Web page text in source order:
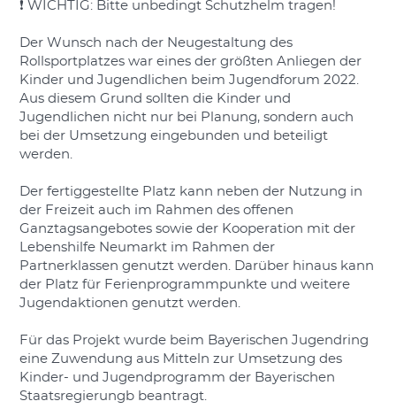
❗ WICHTIG: Bitte unbedingt Schutzhelm tragen!
Der Wunsch nach der Neugestaltung des
Rollsportplatzes war eines der größten Anliegen der
Kinder und Jugendlichen beim Jugendforum 2022.
Aus diesem Grund sollten die Kinder und
Jugendlichen nicht nur bei Planung, sondern auch
bei der Umsetzung eingebunden und beteiligt
werden.
Der fertiggestellte Platz kann neben der Nutzung in
der Freizeit auch im Rahmen des offenen
Ganztagsangebotes sowie der Kooperation mit der
Lebenshilfe Neumarkt im Rahmen der
Partnerklassen genutzt werden. Darüber hinaus kann
der Platz für Ferienprogrammpunkte und weitere
Jugendaktionen genutzt werden.
Für das Projekt wurde beim Bayerischen Jugendring
eine Zuwendung aus Mitteln zur Umsetzung des
Kinder- und Jugendprogramm der Bayerischen
Staatsregierungb beantragt.